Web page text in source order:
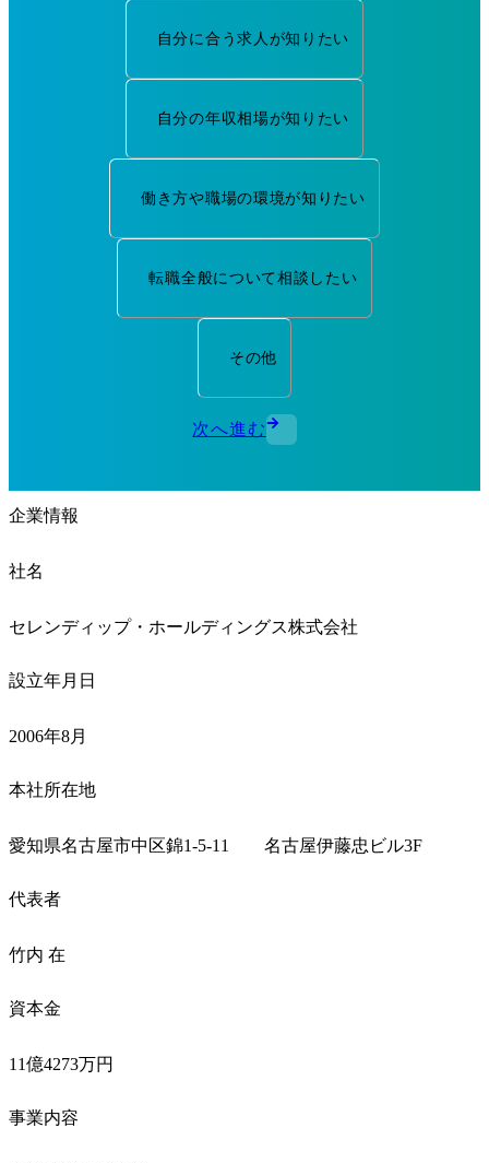
自分に合う求人が知りたい
自分の年収相場が知りたい
働き方や職場の環境が知りたい
転職全般について相談したい
その他
次へ進む
企業情報
社名
セレンディップ・ホールディングス株式会社
設立年月日
2006年8月
本社所在地
愛知県名古屋市中区錦1-5-11　　名古屋伊藤忠ビル3F
代表者
竹内 在
資本金
11億4273万円
事業内容